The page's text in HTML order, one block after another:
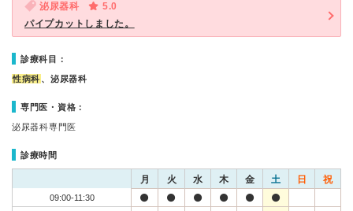
泌尿器科
5.0
パイプカットしました。
診療科目：
性病科 、泌尿器科
専門医・資格：
泌尿器科専門医
診療時間
月 火 水 木 金 土 日 祝
09:00-11:30